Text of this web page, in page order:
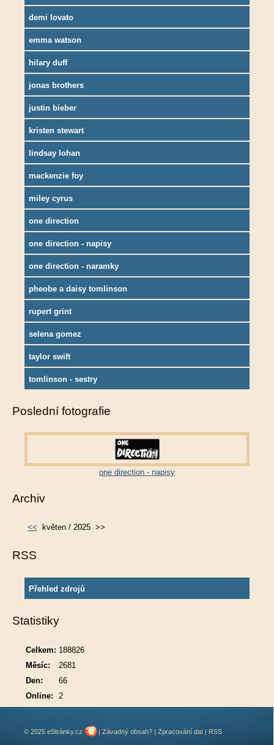
demi lovato
emma watson
hilary duff
jonas brothers
justin bieber
kristen stewart
lindsay lohan
mackenzie foy
miley cyrus
one direction
one direction - napisy
one direction - naramky
pheobe a daisy tomlinson
rupert grint
selena gomez
taylor swift
tomlinson - sestry
Poslední fotografie
one direction - napisy
Archiv
<< květen / 2025 >>
RSS
Přehled zdrojů
Statistiky
Online: 2
Celkem: 188826
Měsíc:
2681
Den:
66
© 2025 eStránky.cz | Závadný obsah? | Zpracování dat | RSS